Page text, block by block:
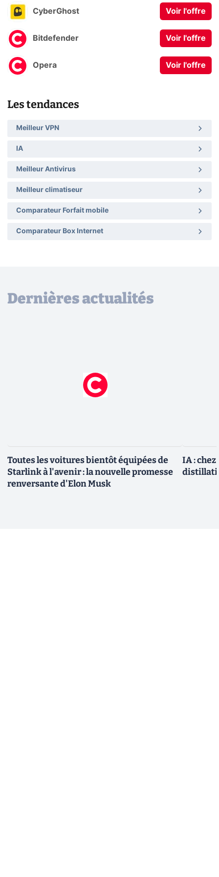
CyberGhost Voir l'offre
Bitdefender Voir l'offre
Opera Voir l'offre
Les tendances
Meilleur VPN
IA
Meilleur Antivirus
Meilleur climatiseur
Comparateur Forfait mobile
Comparateur Box Internet
Dernières actualités
Toutes les voitures bientôt équipées de
Starlink à l'avenir : la nouvelle promesse
renversante d'Elon Musk
IA :